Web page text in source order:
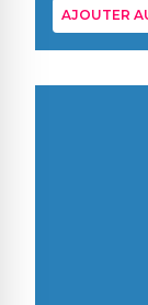
AJOUTER